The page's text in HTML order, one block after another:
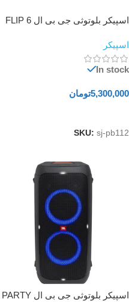
اسپیکر بلوتوثی جی بی ال FLIP 6
اسپیکر
In stock
5,300,000تومان
SKU: sj-pb112
اسپیکر بلوتوثی جی بی ال PARTY